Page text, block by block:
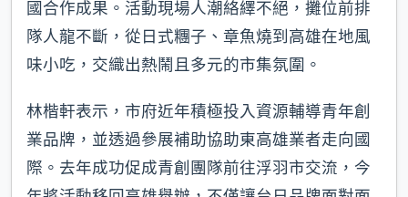
國合作成果。活動現場人潮絡繹不絕，攤位前排
隊人龍不斷，從日式糰子、章魚燒到高雄在地風
味小吃，交織出熱鬧且多元的市集氛圍。
林楷軒表示，市府近年積極投入資源輔導青年創
業品牌，並透過參展補助協助東高雄業者走向國
際。去年成功促成青創團隊前往浮羽市交流，今